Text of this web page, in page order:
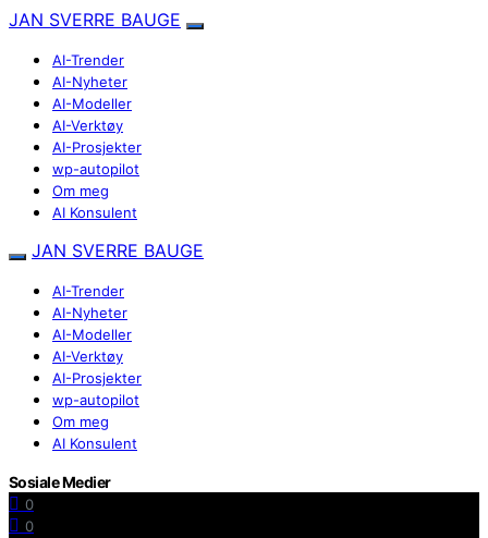
JAN SVERRE BAUGE
AI-Trender
AI-Nyheter
AI-Modeller
AI-Verktøy
AI-Prosjekter
wp-autopilot
Om meg
AI Konsulent
JAN SVERRE BAUGE
AI-Trender
AI-Nyheter
AI-Modeller
AI-Verktøy
AI-Prosjekter
wp-autopilot
Om meg
AI Konsulent
Sosiale Medier
0
0